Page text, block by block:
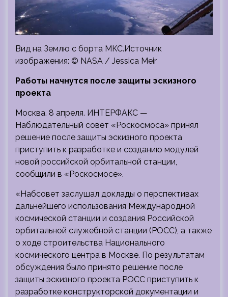
Вид на Землю с борта МКС.Источник
изображения: © NASA / Jessica Meir
Работы начнутся после защиты эскизного
проекта
Москва. 8 апреля. ИНТЕРФАКС —
Наблюдательный совет «Роскосмоса» принял
решение после защиты эскизного проекта
приступить к разработке и созданию модулей
новой российской орбитальной станции,
сообщили в «Роскосмосе».
«Набсовет заслушал доклады о перспективах
дальнейшего использования Международной
космической станции и создания Российской
орбитальной служебной станции (РОСС), а также
о ходе строительства Национального
космического центра в Москве. По результатам
обсуждения было принято решение после
защиты эскизного проекта РОСС приступить к
разработке конструкторской документации и